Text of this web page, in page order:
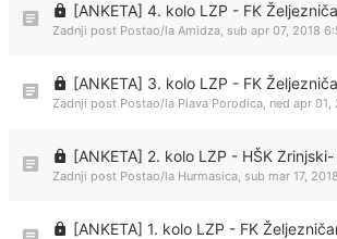
[ANKETA] 4. kolo LZP - FK
Zadnji post Postao/la Amidza, sub apr 07, 2018
[ANKETA] 3. kolo LZP - FK
Zadnji post Postao/la Plava Porodica, ned apr
[ANKETA] 2. kolo LZP - HŠK
Zadnji post Postao/la Hurmasica, sub mar 17,
[ANKETA] 1. kolo LZP - FK